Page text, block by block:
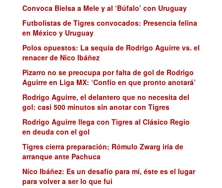
Convoca Bielsa a Mele y al ‘Búfalo’ con Uruguay
Futbolistas de Tigres convocados: Presencia felina
en México y Uruguay
Polos opuestos: La sequía de Rodrigo Aguirre vs. el
renacer de Nico Ibáñez
Pizarro no se preocupa por falta de gol de Rodrigo
Aguirre en Liga MX: ‘Confío en que pronto anotará’
Rodrigo Aguirre, el delantero que no necesita del
gol: casi 500 minutos sin anotar con Tigres
Rodrigo Aguirre llega con Tigres al Clásico Regio
en deuda con el gol
Tigres cierra preparación; Rómulo Zwarg iría de
arranque ante Pachuca
Nico Ibáñez: Es un desafío para mí, éste es el lugar
para volver a ser lo que fui